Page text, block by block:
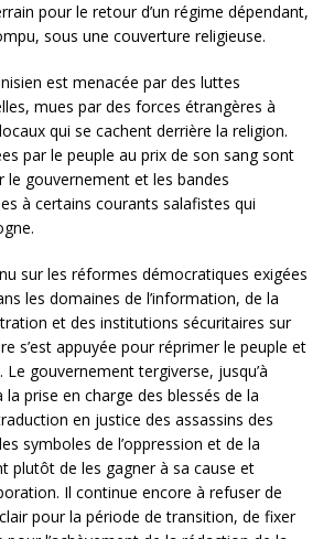
pour le retour d’un régime dépendant,
sous une couverture religieuse.
est menacée par des luttes
mues par des forces étrangères à
qui se cachent derrière la religion.
par le peuple au prix de son sang sont
le gouvernement et les bandes
à certains courants salafistes qui
sur les réformes démocratiques exigées
les domaines de l’information, de la
et des institutions sécuritaires sur
s’est appuyée pour réprimer le peuple et
gouvernement tergiverse, jusqu’à
la prise en charge des blessés de la
en justice des assassins des
symboles de l’oppression et de la
plutôt de les gagner à sa cause et
Il continue encore à refuser de
pour la période de transition, de fixer